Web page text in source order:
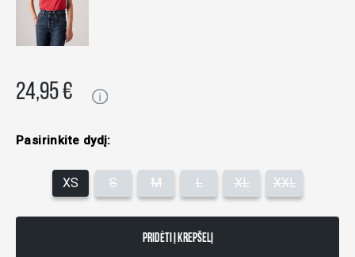
24,95 €
Pasirinkite dydį:
XS S M L XL XXL
PRIDĖTI Į KREPŠELĮ